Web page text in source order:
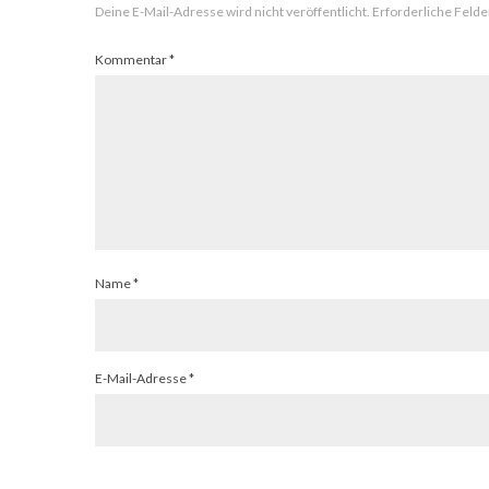
Deine E-Mail-Adresse wird nicht veröffentlicht. Erforderliche
Kommentar*
Name*
E-Mail-Adresse*